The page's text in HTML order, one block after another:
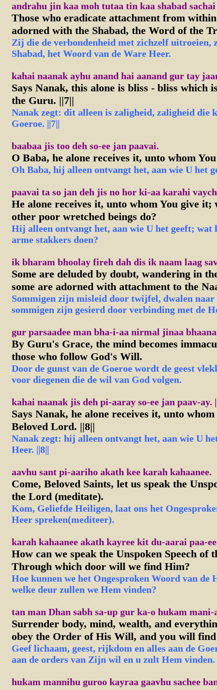
andrahu jin kaa moh tutaa tin kaa shabad
Those who eradicate attachment from
adorned with the Shabad, the Word of the
Zij die de verbondenheid met zichzelf uitroeien,
Shabad, het Woord van de Ware Heer.
kahai naanak ayhu anand hai aanand gur tay
Says Nanak, this alone is bliss - bliss which
the Guru. ||7||
Nanak zegt: dit alleen is zaligheid, zaligheid die
Goeroe. ||7||
baabaa jis too deh so-ee jan paavai.
O Baba, he alone receives it, unto whom
Oh Baba, hij alleen ontvangt het, aan wie U het
paavai ta so jan deh jis no hor ki-aa karahi
He alone receives it, unto whom You give it;
other poor wretched beings do?
Hij alleen ontvangt het, aan wie U het geeft; wat
arme stakkers doen?
ik bharam bhoolay fireh dah dis ik naam laag
Some are deluded by doubt, wandering in
some are adorned with attachment to the
Sommigen zijn misleid door twijfel, dwalen
sommigen zijn gesierd door verbinding met de
gur parsaadee man bha-i-aa nirmal jinaa
By Guru's Grace, the mind becomes
those who follow God's Will.
Door de gunst van de Goeroe wordt de geest
voor diegenen die de wil van God volgen.
kahai naanak jis deh pi-aaray so-ee jan paav-ay.
Says Nanak, he alone receives it, unto
Beloved Lord. ||8||
Nanak zegt: hij alleen ontvangt het, aan wie U
Heer. ||8||
aavhu sant pi-aariho akath kee karah kahaanee.
Come, Beloved Saints, let us speak the
the Lord (meditate).
Kom, Geliefde Heiligen, laat ons het
Heer spreken(mediteer).
karah kahaanee akath kayree kit du-aarai paa-
How can we speak the Unspoken Speech of
Through which door will we find Him?
Hoekunnen we het Ongesproken Woord van de
welke deur zullen we Hem vinden?
tan man Dhan sabh sa-up gur ka-o hukam mani-
Surrender body, mind, wealth, and
obey the Order of His Will, and you will
Geef lichaam, geest, rijkdom en alles aan de
aan de orders van Zijn wil en u zult Hem vinden.
hukam mannihu guroo kayraa gaavhu sachee